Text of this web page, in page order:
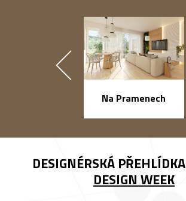
Na Pramenech
DESIGNÉRSKÁ PŘEHLÍDKA
DESIGN WEEK